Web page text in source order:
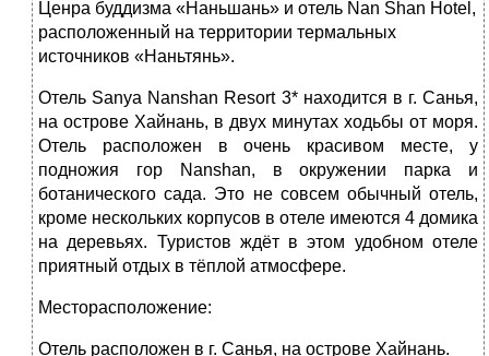
Ценра буддизма «Наньшань» и отель Nan Shan Hotel,
расположенный на территории термальных
источников «Наньтянь».
Отель Sanya Nanshan Resort 3* находится в г. Санья,
на острове Хайнань, в двух минутах ходьбы от моря.
Отель расположен в очень красивом месте, у
подножия гор Nanshan, в окружении парка и
ботанического сада. Это не совсем обычный отель,
кроме нескольких корпусов в отеле имеются 4 домика
на деревьях. Туристов ждёт в этом удобном отеле
приятный отдых в тёплой атмосфере.
Месторасположение:
Отель расположен в г. Санья, на острове Хайнань.